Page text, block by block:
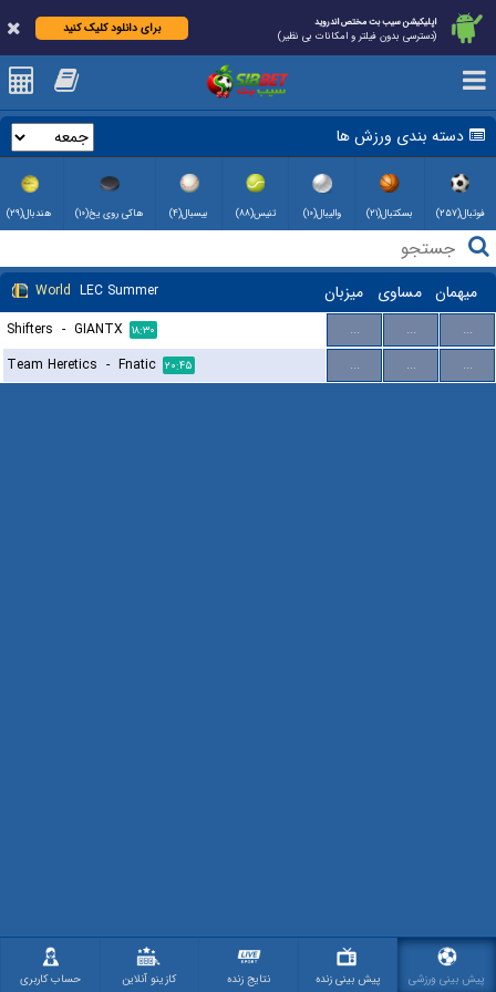
اپلیکیشن سیب بت مختص اندروید
(دسترسی بدون فیلتر و امکانات بی نظیر)
برای دانلود کلیک کنید
دسته بندی ورزش ها
فوتبال(۲۵۷) بسکتبال(۲۱) والیبال(۱۰) تنیس(۸۸) بیسبال(۴) هاکی روی یخ(۱۰) هندبال(۲۹)
World LEC Summer میزبان مساوی میهمان
Shifters - GIANTX ۱۸:۳۰ ... ...
...
Team Heretics - Fnatic ۲۰:۴۵ ... ... ...
پیش بینی ورزشی پیش بینی زنده نتایج زنده کازینو آنلاین حساب کاربری